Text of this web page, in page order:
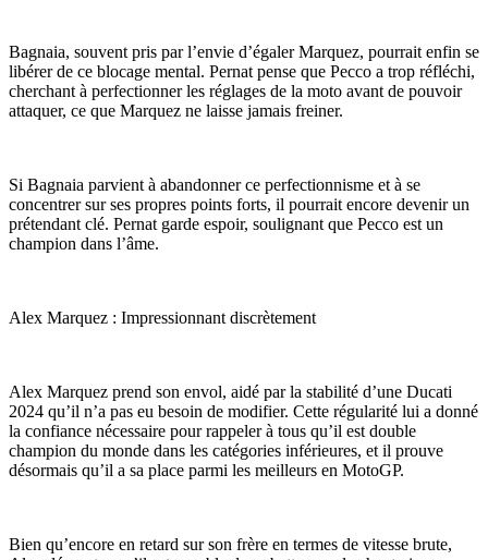
Bagnaia, souvent pris par l’envie d’égaler Marquez, pourrait enfin se
libérer de ce blocage mental. Pernat pense que Pecco a trop réfléchi,
cherchant à perfectionner les réglages de la moto avant de pouvoir
attaquer, ce que Marquez ne laisse jamais freiner.
Si Bagnaia parvient à abandonner ce perfectionnisme et à se
concentrer sur ses propres points forts, il pourrait encore devenir un
prétendant clé. Pernat garde espoir, soulignant que Pecco est un
champion dans l’âme.
Alex Marquez : Impressionnant discrètement
Alex Marquez prend son envol, aidé par la stabilité d’une Ducati
2024 qu’il n’a pas eu besoin de modifier. Cette régularité lui a donné
la confiance nécessaire pour rappeler à tous qu’il est double
champion du monde dans les catégories inférieures, et il prouve
désormais qu’il a sa place parmi les meilleurs en MotoGP.
Bien qu’encore en retard sur son frère en termes de vitesse brute,